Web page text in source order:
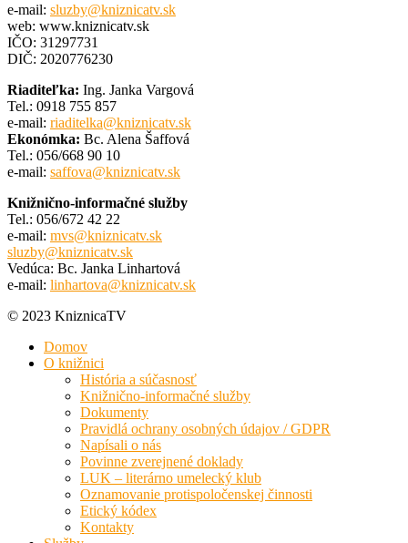
e-mail: sluzby@kniznicatv.sk
web: www.kniznicatv.sk
IČO: 31297731
DIČ: 2020776230
Riaditeľka: Ing. Janka Vargová
Tel.: 0918 755 857
e-mail: riaditelka@kniznicatv.sk
Ekonómka: Bc. Alena Šaffová
Tel.: 056/668 90 10
e-mail: saffova@kniznicatv.sk
Knižnično-informačné služby
Tel.: 056/672 42 22
e-mail: mvs@kniznicatv.sk
sluzby@kniznicatv.sk
Vedúca: Bc. Janka Linhartová
e-mail: linhartova@kniznicatv.sk
© 2023 KniznicaTV
Domov
O knižnici
História a súčasnosť
Knižnično-informačné služby
Dokumenty
Pravidlá ochrany osobných údajov / GDPR
Napísali o nás
Povinne zverejnené doklady
LUK – literárno umelecký klub
Oznamovanie protispoločenskej činnosti
Etický kódex
Kontakty